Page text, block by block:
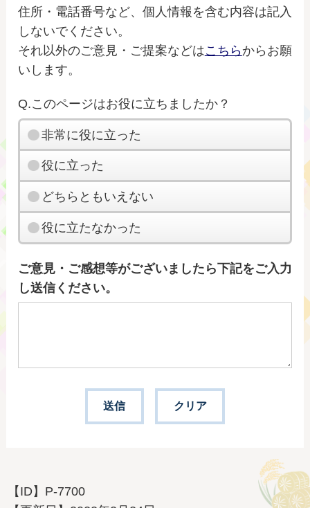
住所・電話番号など、個人情報を含む内容は記入
しないでください。
それ以外のご意見・ご提案などはこちらからお願
いします。
Q.このページはお役に立ちましたか？
非常に役に立った
役に立った
どちらともいえない
役に立たなかった
ご意見・ご感想等がございましたら下記をご入力
し送信ください。
【ID】 P-7700